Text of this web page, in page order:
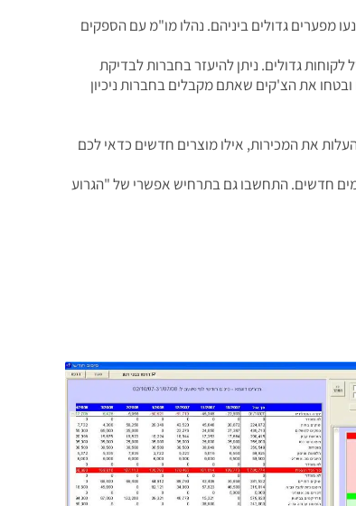
מפערים גדולים ביניהם. נהלו מו"מ עם הספקים
גדולים. ניתן להיעזר בחברות לבדיקת
את הצ'קים שאתם מקבלים בחברות ניכיון
את המכירות, אילו מוצרים חדשים כדאי לכם
חדשים. התחשבו גם בתרחיש אפשרי של "הגרוע